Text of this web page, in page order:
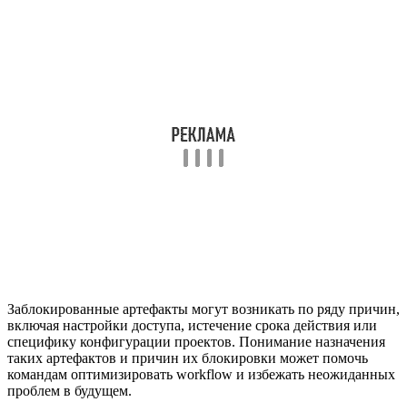
Заблокированные артефакты могут возникать по ряду причин,
включая настройки доступа, истечение срока действия или
специфику конфигурации проектов. Понимание назначения
таких артефактов и причин их блокировки может помочь
командам оптимизировать workflow и избежать неожиданных
проблем в будущем.